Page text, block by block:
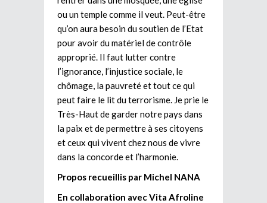
ou un temple comme il veut. Peut-être
qu’on aura besoin du soutien de l’Etat
pour avoir du matériel de contrôle
approprié. Il faut lutter contre
l’ignorance, l’injustice sociale, le
chômage, la pauvreté et tout ce qui
peut faire le lit du terrorisme. Je prie le
Très-Haut de garder notre pays dans
la paix et de permettre à ses citoyens
et ceux qui vivent chez nous de vivre
dans la concorde et l’harmonie.
Propos recueillis par Michel NANA
En collaboration avec Vita Afroline